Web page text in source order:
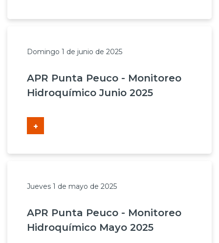
Domingo 1 de junio de 2025
APR Punta Peuco - Monitoreo
Hidroquímico Junio 2025
+
Jueves 1 de mayo de 2025
APR Punta Peuco - Monitoreo
Hidroquímico Mayo 2025